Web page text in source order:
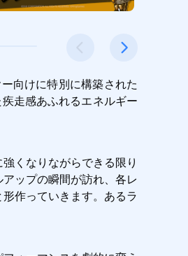
向けに特別に構築された
走感あふれるエネルギー
くなりながらできる限り
ップの瞬間が訪れ、各レ
作っていきます。あるラ